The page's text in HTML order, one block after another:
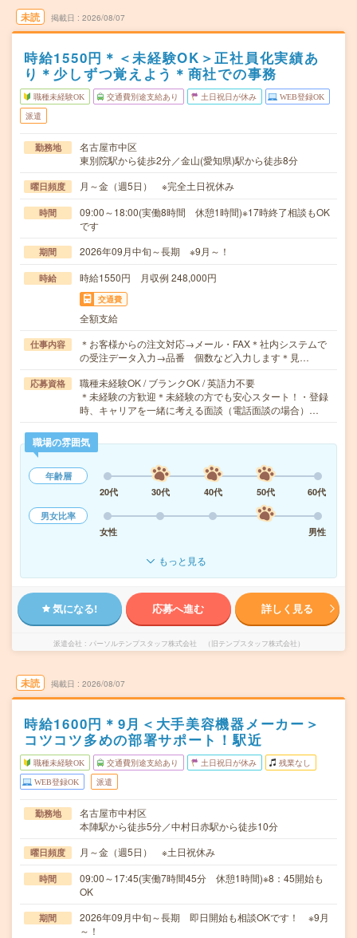
未読 掲載日 2026/08/07
時給1550円＊＜未経験OK＞正社員化実績あ
り＊少しずつ覚えよう＊商社での事務
職種未経験OK 交通費別途支給あり 土日祝日が休み WEB登録OK
派遣
勤務地
名古屋市中区
東別院駅から徒歩2分／金山(愛知県)駅から徒歩8分
曜日頻度 月～金（週5日） ※完全土日祝休み
時間
09:00～18:00(実働8時間 休憩1時間)※17時終了相談もOK
です
期間 2026年09月中旬～長期 ※9月～！
時給 時給1550円 月収例 248,000円
交通費
全額支給
仕事内容
＊お客様からの注文対応→メール・FAX＊社内システムで
の受注データ入力→品番 個数など入力します＊見…
応募資格
職種未経験OK / ブランクOK / 英語力不要
＊未経験の方歓迎＊未経験の方でも安心スタート！・登録
時、キャリアを一緒に考える面談（電話面談の場合）…
職場の雰囲気
年齢層
20代
30代 40代 50代
60代
男女比率
女性
男性
もっと見る
気になる! 応募へ進む 詳しく見る
派遣会社 パーソルテンプスタッフ株式会社 （旧テンプスタッフ株式会社）
未読 掲載日 2026/08/07
時給1600円＊9月＜大手美容機器メーカー＞
コツコツ多めの部署サポート！駅近
職種未経験OK 交通費別途支給あり 土日祝日が休み 残業なし
WEB登録OK 派遣
勤務地
名古屋市中村区
本陣駅から徒歩5分／中村日赤駅から徒歩10分
曜日頻度 月～金（週5日） ※土日祝休み
時間
09:00～17:45(実働7時間45分 休憩1時間)※8：45開始も
OK
期間
2026年09月中旬～長期 即日開始も相談OKです！ ※9月
～！